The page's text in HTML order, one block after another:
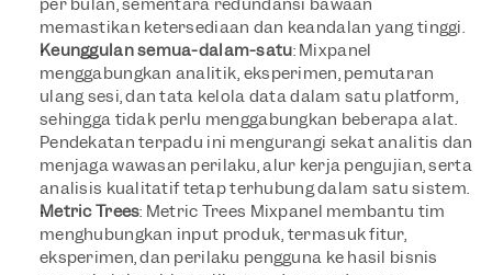
per bulan, sementara redundansi bawaan
memastikan ketersediaan dan keandalan yang tinggi.
Keunggulan semua-dalam-satu: Mixpanel
menggabungkan analitik, eksperimen, pemutaran
ulang sesi, dan tata kelola data dalam satu platform,
sehingga tidak perlu menggabungkan beberapa alat.
Pendekatan terpadu ini mengurangi sekat analitis dan
menjaga wawasan perilaku, alur kerja pengujian, serta
analisis kualitatif tetap terhubung dalam satu sistem.
Metric Trees: Metric Trees Mixpanel membantu tim
menghubungkan input produk, termasuk fitur,
eksperimen, dan perilaku pengguna ke hasil bisnis